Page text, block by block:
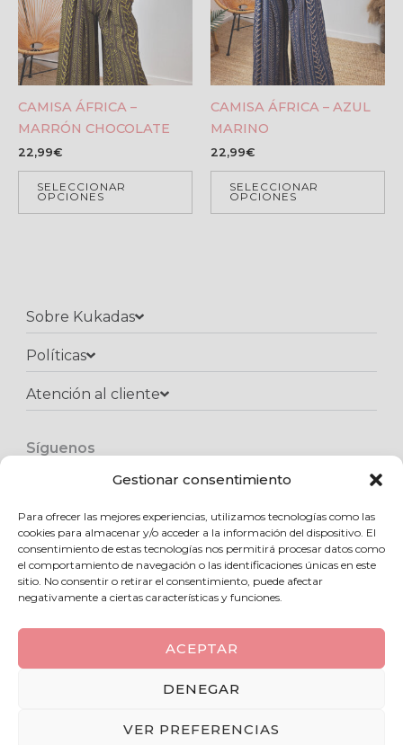
Gestionar consentimiento
Para ofrecer las mejores experiencias, utilizamos tecnologías como las
cookies para almacenar y/o acceder a la información del dispositivo. El
consentimiento de estas tecnologías nos permitirá procesar datos como
el comportamiento de navegación o las identificaciones únicas en este
sitio. No consentir o retirar el consentimiento, puede afectar
negativamente a ciertas características y funciones.
ACEPTAR
DENEGAR
VER PREFERENCIAS
CAMISA ÁFRICA –
MARRÓN CHOCOLATE
22,99€
SELECCIONAR
OPCIONES
CAMISA ÁFRICA – AZUL
MARINO
22,99€
SELECCIONAR
OPCIONES
Sobre Kukadas
Políticas
Atención al cliente​
Síguenos
e
b
o
o
k
t
a
g
r
a
m
h
t
s
a
p
p
Copyright © 2025 Kukadas.com | Todos los derechos reservados